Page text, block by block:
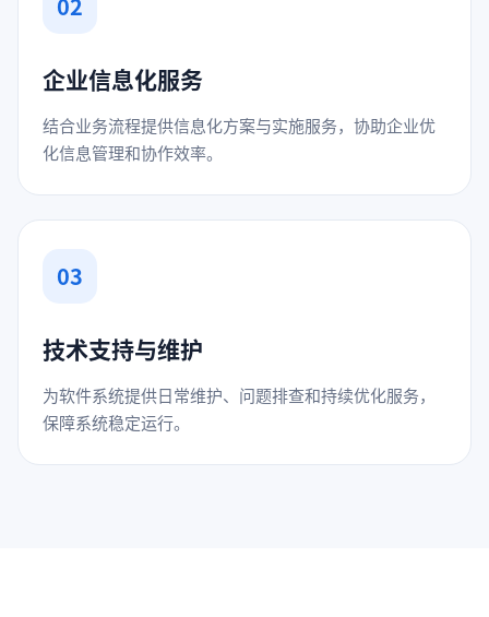
企业信息化服务
结合业务流程提供信息化方案与实施服务，协助企业优
化信息管理和协作效率。
03
技术支持与维护
为软件系统提供日常维护、问题排查和持续优化服务，
保障系统稳定运行。